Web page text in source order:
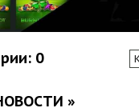
0
»